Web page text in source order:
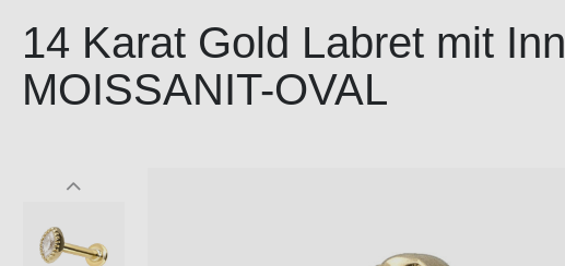
14 Karat Gold Labret mit
MOISSANIT-OVAL